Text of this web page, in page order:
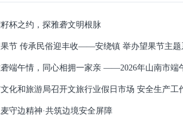
杯之约，探雅砻文明根脉
节 传承民俗迎丰收——安绕镇 举办望果节主题
端午情，同心相拥一家亲 ——2026年山南市端
化和旅游局召开文旅行业假日市场 安全生产
守边精神·共筑边境安全屏障